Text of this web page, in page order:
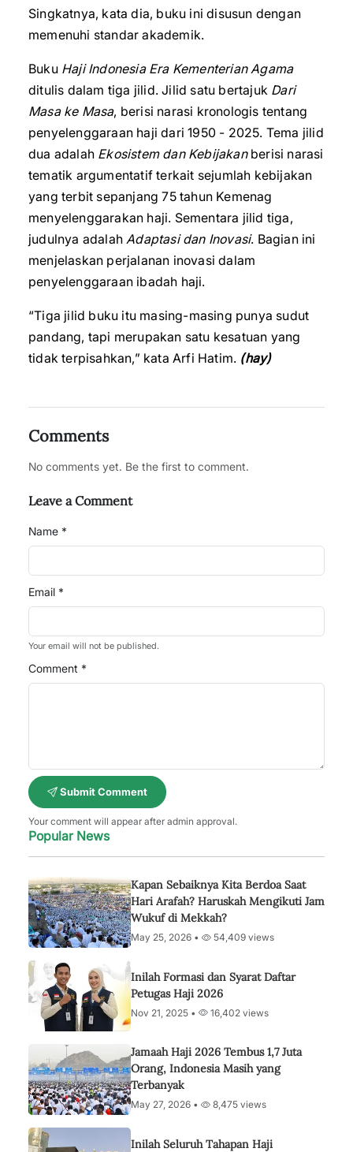
Singkatnya, kata dia, buku ini disusun dengan
memenuhi standar akademik.
Buku Haji Indonesia Era Kementerian Agama
ditulis dalam tiga jilid. Jilid satu bertajuk Dari
Masa ke Masa, berisi narasi kronologis tentang
penyelenggaraan haji dari 1950 - 2025. Tema jilid
dua adalah Ekosistem dan Kebijakanberisi narasi
tematik argumentatif terkait sejumlah kebijakan
yang terbit sepanjang 75 tahun Kemenag
menyelenggarakan haji. Sementara jilid tiga,
judulnya adalahAdaptasi dan Inovasi. Bagian ini
menjelaskan perjalanan inovasi dalam
penyelenggaraan ibadah haji.
“Tiga jilid buku itu masing-masing punya sudut
pandang, tapi merupakan satu kesatuan yang
tidak terpisahkan,” kata Arfi Hatim. (hay)
Comments
No comments yet. Be the first to comment.
Leave a Comment
Name *
Email *
Your email will not be published.
Comment *
Submit Comment
Your comment will appear after admin approval.
Popular News
Kapan Sebaiknya Kita Berdoa Saat
Hari Arafah? Haruskah Mengikuti Jam
Wukuf di Mekkah?
May 25, 2026 • 54,409 views
Inilah Formasi dan Syarat Daftar
Petugas Haji 2026
Nov 21, 2025 • 16,402 views
Jamaah Haji 2026 Tembus 1,7 Juta
Orang, Indonesia Masih yang
Terbanyak
May 27, 2026 • 8,475 views
Inilah Seluruh Tahapan Haji